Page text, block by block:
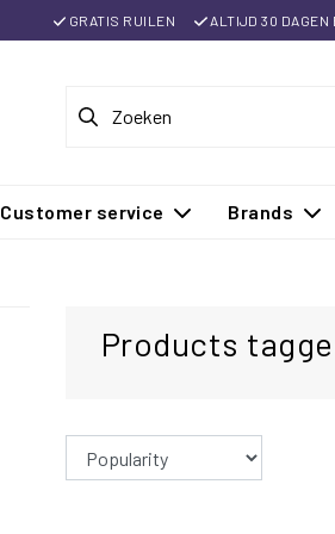
GRATIS RUILEN ALTIJD 30 DAGEN
Customer service Brands
Products